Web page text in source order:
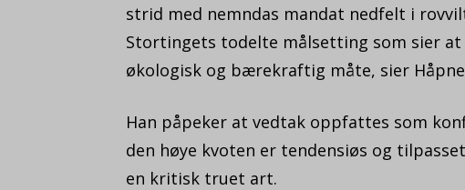
strid med nemndas mandat nedfelt i
Stortingets todelte målsetting som sier
økologisk og bærekraftig måte, sier
Han påpeker at vedtak oppfattes som
den høye kvoten er tendensiøs og
en kritisk truet art.